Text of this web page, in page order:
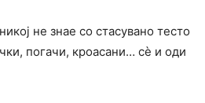
не знае со стасувано тесто
погачи, кроасани… сè и оди